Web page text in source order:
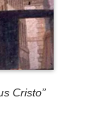
Cristo”